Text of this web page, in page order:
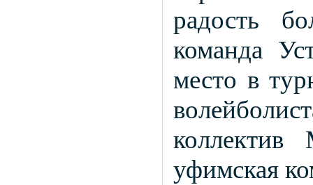
радость
команда
место в
коллектив
уфимская